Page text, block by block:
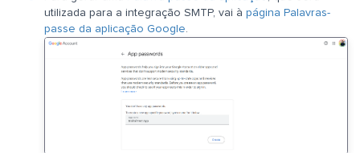
utilizada para a integração SMTP, vai à página Palavras-
passe da aplicação Google.